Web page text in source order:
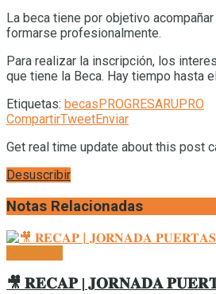
La beca tiene por objetivo
formarse profesionalmente.
Para realizar la inscripción, los
que tiene la Beca. Hay tiempo hasta
Etiquetas: becas PROGRESARUPRO
CompartirTweetEnviar
Get real time update about this post
Desuscribir
Notas Relacionadas
🎥 𝐑𝐄𝐂𝐀𝐏 | 𝐉𝐎𝐑𝐍𝐀𝐃𝐀